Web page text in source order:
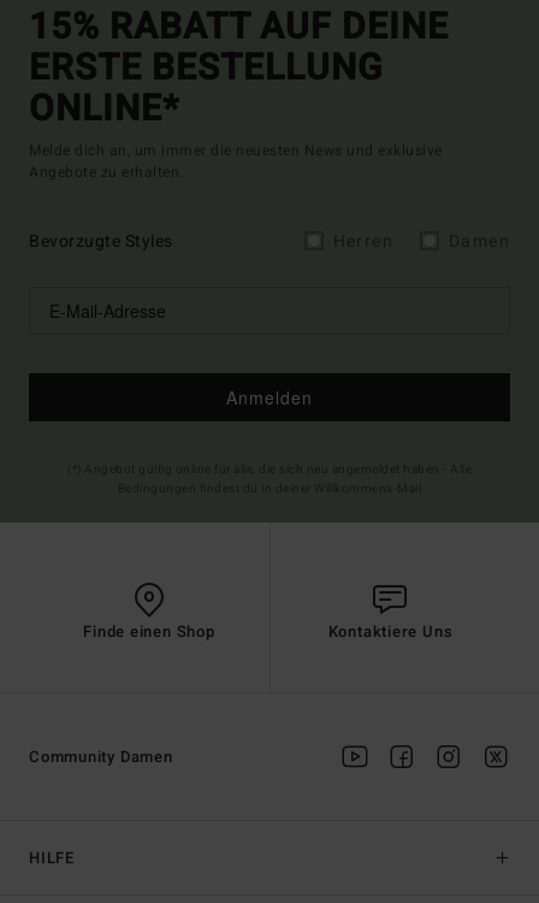
15% RABATT AUF DEINE
ERSTE BESTELLUNG
ONLINE*
Melde dich an, um immer die neuesten News und exklusive
Angebote zu erhalten.
Bevorzugte Styles
Anmelden
Finde einen Shop Kontaktiere Uns
HILFE
Community Damen